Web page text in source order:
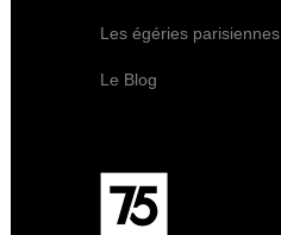
Les égéries parisiennes
Le Blog